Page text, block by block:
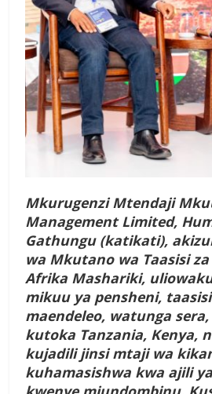
Mkurugenzi Mtendaji
Management Limited,
Gathungu (katikati),
wa Mkutano wa Taasisi
Afrika Mashariki,
mikuu ya pensheni,
maendeleo, watunga
kutoka Tanzania, Kenya,
kujadili jinsi mtaji wa
kuhamasishwa kwa ajili